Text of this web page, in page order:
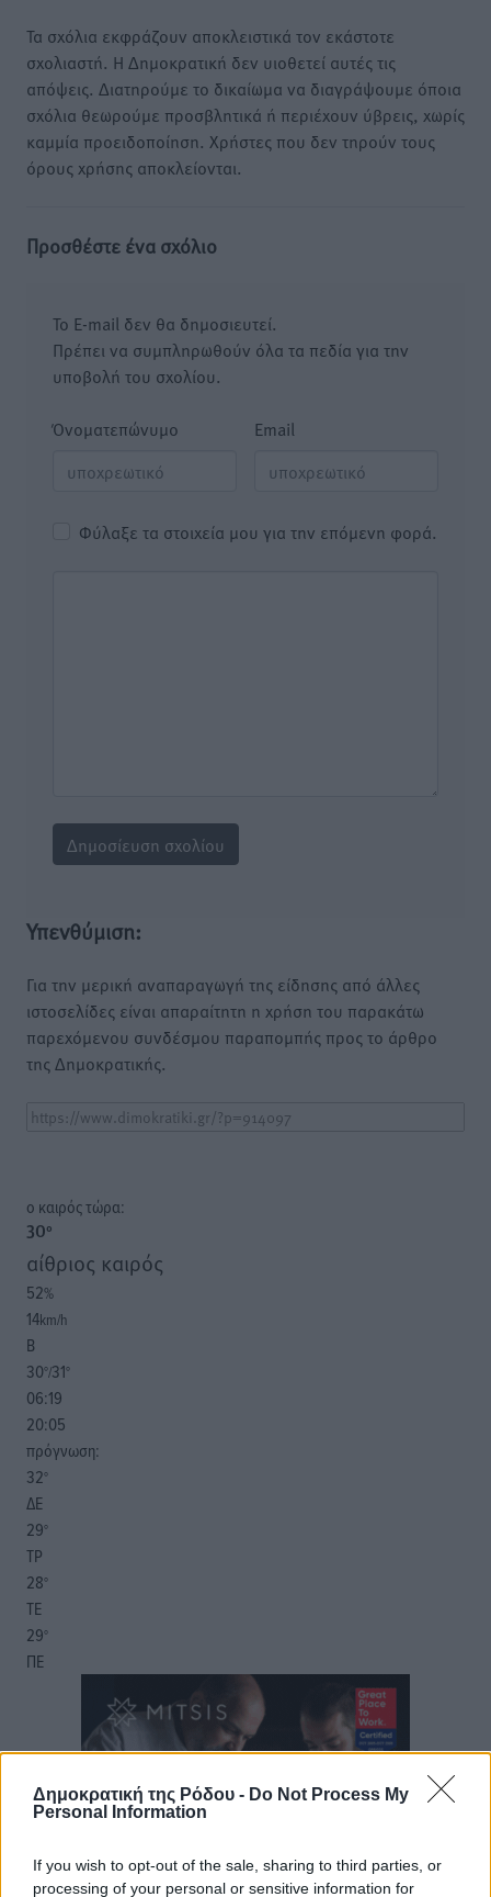
Δημοκρατική της Ρόδου - Do Not Process My
Personal Information
If you wish to opt-out of the sale, sharing to third parties, or
processing of your personal or sensitive information for
Τα σχόλια εκφράζουν αποκλειστικά τον εκάστοτε
σχολιαστή. Η Δημοκρατική δεν υιοθετεί αυτές τις
απόψεις. Διατηρούμε το δικαίωμα να διαγράψουμε όποια
σχόλια θεωρούμε προσβλητικά ή περιέχουν ύβρεις, χωρίς
καμμία προειδοποίηση. Χρήστες που δεν τηρούν τους
όρους χρήσης αποκλείονται.
Προσθέστε ένα σχόλιο
Το E-mail δεν θα δημοσιευτεί.
Πρέπει να συμπληρωθούν όλα τα πεδία για την
υποβολή του σχολίου.
Όνοματεπώνυμο Email
Φύλαξε τα στοιχεία μου για την επόμενη φορά.
Υπενθύμιση:
Για την μερική αναπαραγωγή της είδησης από άλλες
ιστοσελίδες είναι απαραίτητη η χρήση του παρακάτω
παρεχόμενου συνδέσμου παραπομπής προς το άρθρο
της Δημοκρατικής.
o καιρός τώρα:
30°
αίθριος καιρός
52%
14km/h
Β
30°/31°
06:19
20:05
πρόγνωση:
32°
ΔΕ
29°
ΤΡ
28°
ΤΕ
29°
ΠΕ